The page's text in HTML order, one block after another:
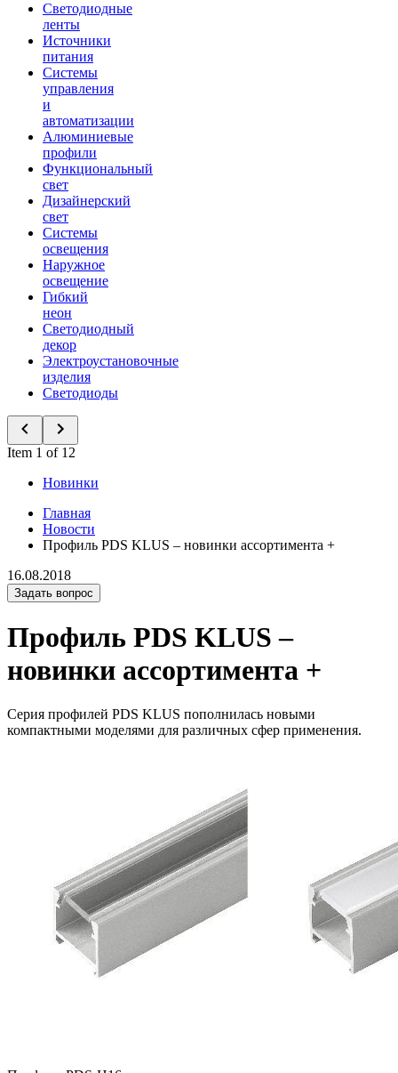
Светодиодные
ленты
Источники
питания
Системы
управления
и
автоматизации
Алюминиевые
профили
Функциональный
свет
Дизайнерский
свет
Системы
освещения
Наружное
освещение
Гибкий
неон
Светодиодный
декор
Электроустановочные
изделия
Светодиоды
Item 1 of 12
Новинки
Главная
Новости
Профиль PDS KLUS – новинки ассортимента +
16.08.2018
Задать вопрос
Профиль PDS KLUS –
новинки ассортимента +
Cерия профилей PDS KLUS пополнилась новыми
компактными моделями для различных сфер применения.